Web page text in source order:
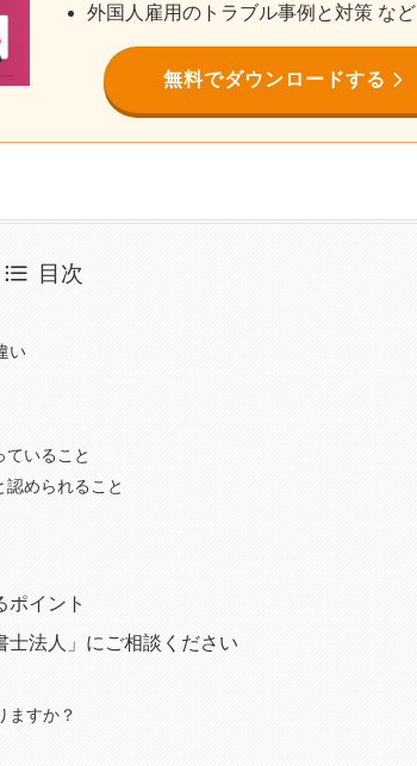
外国人雇用のトラブル事例と対策 など
無料でダウンロードする
目次
い
いること
められること
ポイント
士法人」にご相談ください
ますか？